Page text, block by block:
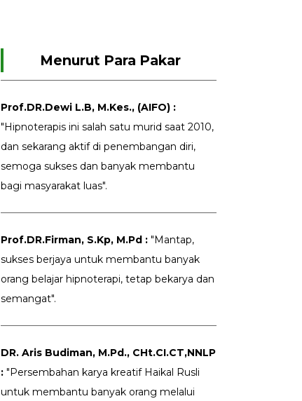
Menurut Para Pakar
Prof.DR.Dewi L.B, M.Kes., (AIFO) :
"Hipnoterapis ini salah satu murid saat 2010,
dan sekarang aktif di penembangan diri,
semoga sukses dan banyak membantu
bagi masyarakat luas".
Prof.DR.Firman, S.Kp, M.Pd : "Mantap,
sukses berjaya untuk membantu banyak
orang belajar hipnoterapi, tetap bekarya dan
semangat".
DR. Aris Budiman, M.Pd., CHt.CI.CT,NNLP
: "Persembahan karya kreatif Haikal Rusli
untuk membantu banyak orang melalui